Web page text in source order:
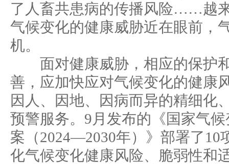
了人畜共患病的传播风险……越
气候变化的健康威胁近在眼前，
机。
面对健康威胁，相应的保护
善，应加快应对气候变化的健康
因人、因地、因病而异的精细化
预警服务。9月发布的《国家气
案（2024—2030年）》部署了10
化气候变化健康风险、脆弱性和